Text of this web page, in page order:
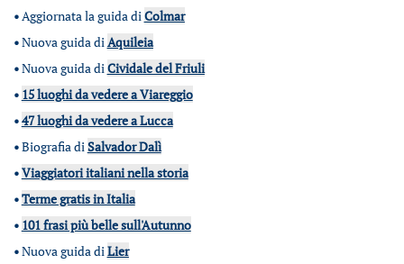
•Aggiornata la guida diColmar
•Nuova guida diAquileia
•Nuova guida diCividale del Friuli
• 15 luoghi da vedere a Viareggio
•47 luoghi da vedere a Lucca
•Biografia diSalvador Dalì
•Viaggiatori italiani nella storia
•Terme gratis in Italia
• 101 frasi più belle sull'Autunno
•Nuova guida diLier